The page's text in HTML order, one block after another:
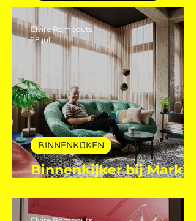
BINNENKIJKERS
Mutsaers
BINNENKIJKEN
Elvire Rombouts